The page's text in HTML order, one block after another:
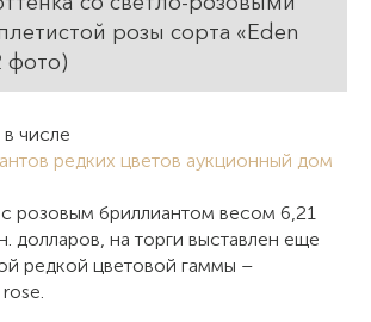
розы сорта «Eden
фото)
числе
редких цветов аукционный дом
розовым бриллиантом весом 6,21
долларов, на торги выставлен еще
редкой цветовой гаммы –